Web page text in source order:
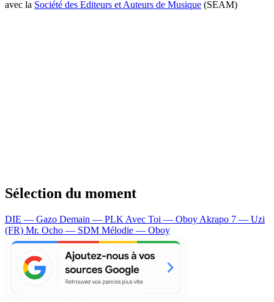
avec la Société des Editeurs et Auteurs de Musique (SEAM)
Sélection du moment
DIE — Gazo Demain — PLK Avec Toi — Oboy Akrapo 7 — Uzi
(FR) Mr. Ocho — SDM Mélodie — Oboy